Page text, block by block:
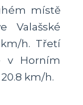
místě
Valašské
h. Třetí
v Horním
km/h.